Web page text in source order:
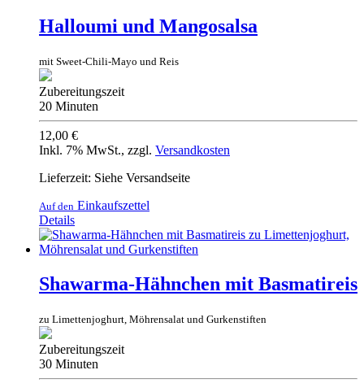
Halloumi und Mangosalsa
mit Sweet-Chili-Mayo und Reis
Zubereitungszeit
20 Minuten
12,00 €
Inkl. 7% MwSt., zzgl. Versandkosten
Lieferzeit: Siehe Versandseite
Auf den Einkaufszettel
Details
Shawarma-Hähnchen mit Basmatireis
zu Limettenjoghurt, Möhrensalat und Gurkenstiften
Zubereitungszeit
30 Minuten